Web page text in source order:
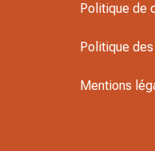
Politique de
Politique
Mentions